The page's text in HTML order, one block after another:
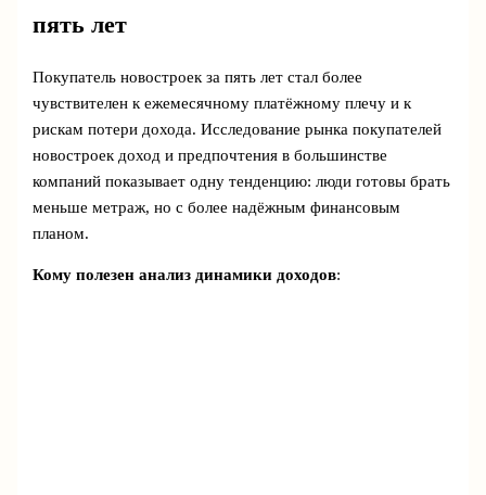
пять лет
Покупатель новостроек за пять лет стал более
чувствителен к ежемесячному платёжному плечу и к
рискам потери дохода. Исследование рынка покупателей
новостроек доход и предпочтения в большинстве
компаний показывает одну тенденцию: люди готовы брать
меньше метраж, но с более надёжным финансовым
планом.
Кому полезен анализ динамики доходов: